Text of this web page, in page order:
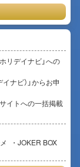
リデイナビ」への
ナビ）」からお申
イトへの一括掲載
JOKER BOX